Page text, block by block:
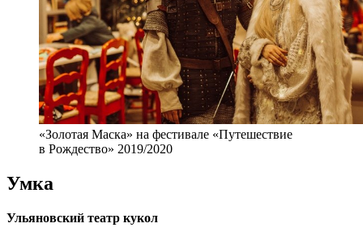
«Золотая Маска» на фестивале «Путешествие
в Рождество» 2019/2020
Умка
Ульяновский театр кукол